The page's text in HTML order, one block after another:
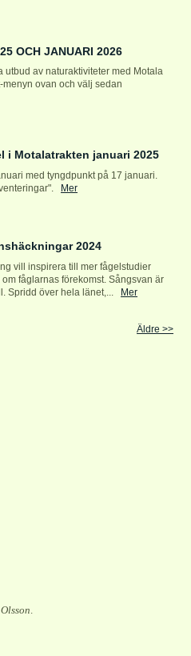
OCH JANUARI 2026
utbud av naturaktiviteter med Motala
ovan och välj sedan
i Motalatrakten januari 2025
med tyngdpunkt på 17 januari.
Mer
2024
vill inspirera till mer fågelstudier
fåglarnas förekomst. Sångsvan är
Spridd över hela länet,...
Mer
Äldre >>